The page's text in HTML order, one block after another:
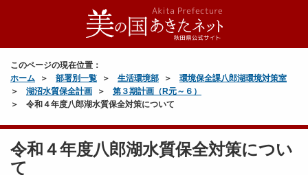
このページの現在位置：
ホーム
部署別一覧 生活環境部
環境保全課八郎湖環境対策室
湖沼水質保全計画
第３期計画（R元～６）
令和４年度八郎湖水質保全対策について
令和４年度八郎湖水質保全対策につい
て